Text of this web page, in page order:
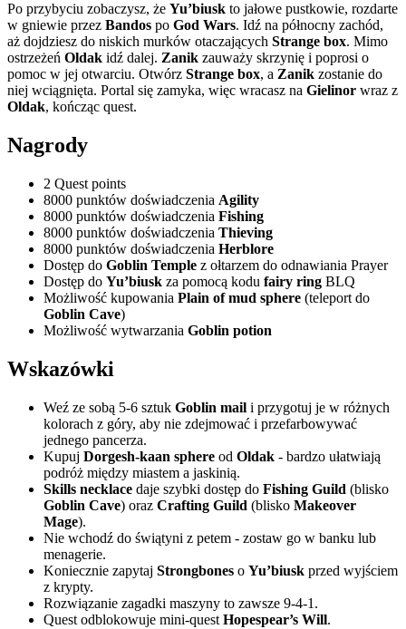
Po przybyciu zobaczysz, że Yu’biusk to jałowe pustkowie, rozdarte
w gniewie przez Bandos po God Wars. Idź na północny zachód,
aż dojdziesz do niskich murków otaczających Strange box. Mimo
ostrzeżeń Oldak idź dalej. Zanik zauważy skrzynię i poprosi o
pomoc w jej otwarciu. Otwórz Strange box, a Zanik zostanie do
niej wciągnięta. Portal się zamyka, więc wracasz na Gielinor wraz z
Oldak, kończąc quest.
Nagrody
2 Quest points
8000 punktów doświadczenia Agility
8000 punktów doświadczenia Fishing
8000 punktów doświadczenia Thieving
8000 punktów doświadczenia Herblore
Dostęp do Goblin Temple z ołtarzem do odnawiania Prayer
Dostęp do Yu’biusk za pomocą kodu fairy ring BLQ
Możliwość kupowania Plain of mud sphere (teleport do
Goblin Cave)
Możliwość wytwarzania Goblin potion
Wskazówki
Weź ze sobą 5-6 sztuk Goblin mail i przygotuj je w różnych
kolorach z góry, aby nie zdejmować i przefarbowywać
jednego pancerza.
Kupuj Dorgesh-kaan sphere od Oldak - bardzo ułatwiają
podróż między miastem a jaskinią.
Skills necklace daje szybki dostęp do Fishing Guild (blisko
Goblin Cave) oraz Crafting Guild (blisko Makeover
Mage).
Nie wchodź do świątyni z petem - zostaw go w banku lub
menagerie.
Koniecznie zapytaj Strongbones o Yu’biusk przed wyjściem
z krypty.
Rozwiązanie zagadki maszyny to zawsze 9-4-1.
Quest odblokowuje mini-quest Hopespear’s Will.